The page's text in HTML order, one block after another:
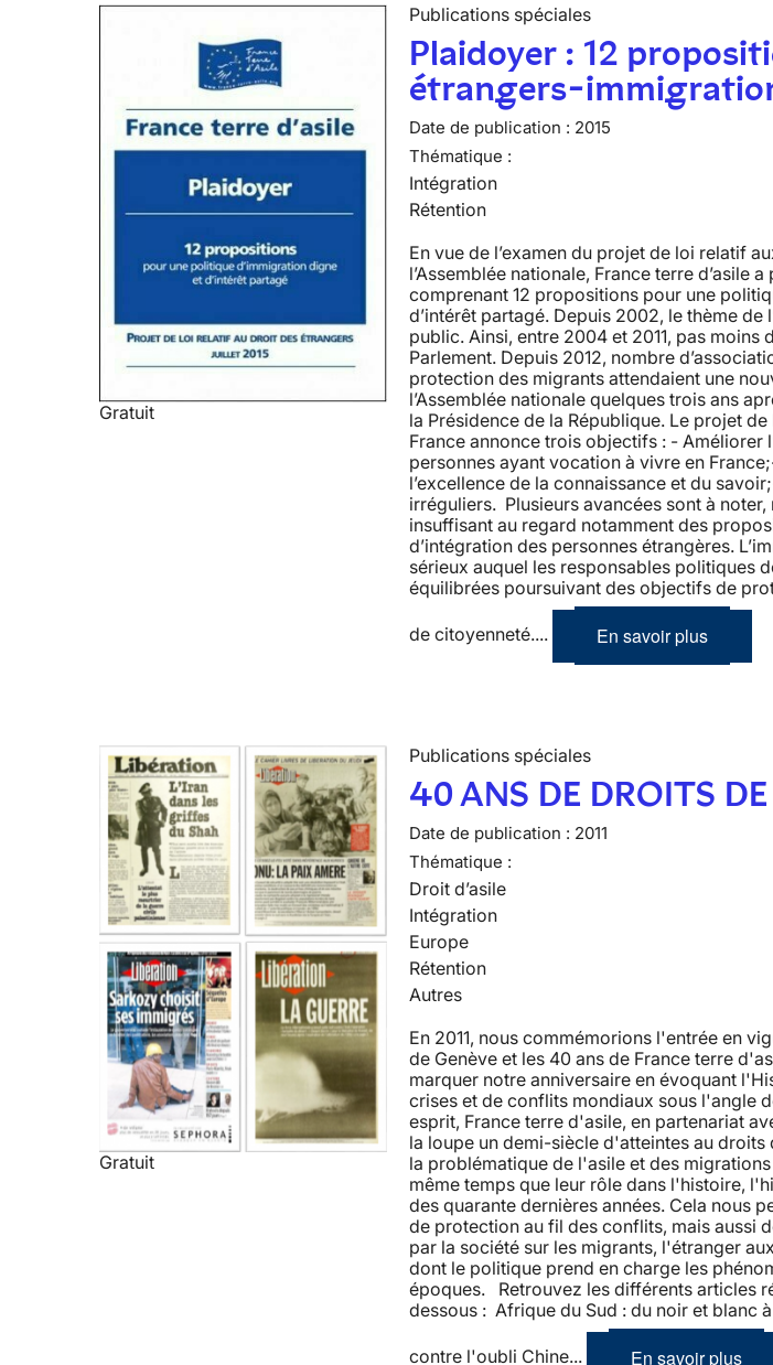
Gratuit
Publications spéciales
Plaidoyer : 12
étrangers-
Date de publication : 2015
Thématique :
Intégration
Rétention
En vue de l’examen du projet de loi relatif
l’Assemblée nationale, France terre d’asile
comprenant 12 propositions pour une
d’intérêt partagé. Depuis 2002, le thème
public. Ainsi, entre 2004 et 2011, pas moins
Parlement. Depuis 2012, nombre
protection des migrants attendaient une
l’Assemblée nationale quelques trois ans
la Présidence de la République. Le projet
France annonce trois objectifs : - Améliorer
personnes ayant vocation à vivre en
l’excellence de la connaissance et du
irréguliers. Plusieurs avancées sont à
insuffisant au regard notamment des
d’intégration des personnes étrangères.
sérieux auquel les responsables politiques
équilibrées poursuivant des objectifs de
de citoyenneté.... En savoir plus
Gratuit
Publications spéciales
40 ANS DE DROITS
Date de publication : 2011
Thématique :
Droit d’asile
Intégration
Europe
Rétention
Autres
En 2011, nous commémorions l'entrée en
de Genève et les 40 ans de France terre
marquer notre anniversaire en évoquant
crises et de conflits mondiaux sous l'angle
esprit, France terre d'asile, en partenariat
la loupe un demi-siècle d'atteintes au
la problématique de l'asile et des
même temps que leur rôle dans l'histoire,
des quarante dernières années. Cela nous
de protection au fil des conflits, mais aussi
par la société sur les migrants, l'étranger
dont le politique prend en charge les
époques. Retrouvez les différents articles
dessous : Afrique du Sud : du noir et blanc
contre l'oubli Chine... En savoir plus